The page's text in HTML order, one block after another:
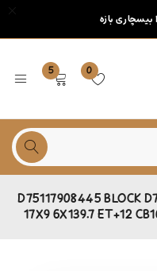
بیسچاری بازه
0
5
D75117908445 BLOCK
17X9 6X139.7 ET+12